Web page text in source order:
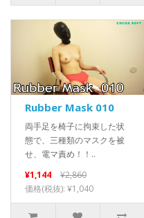
Rubber Mask 010
両手足を椅子に拘束した状
態で、三種類のマスクを被
せ、電マ責め！！..
¥1,144
¥2,860
価格(税抜): ¥1,040